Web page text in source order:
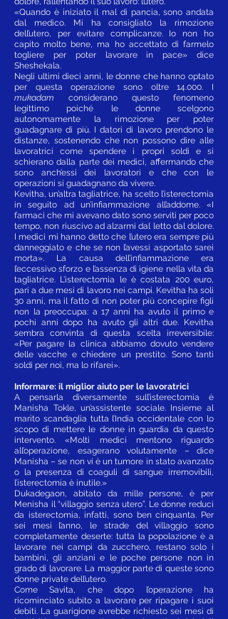
«Quando è iniziato il mal di pancia, sono andata
dal medico. Mi ha consigliato la rimozione
dell’utero, per evitare complicanze. Io non ho
capito molto bene, ma ho accettato di farmelo
togliere per poter lavorare in pace» dice
Sheshekala.
Negli ultimi dieci anni, le donne che hanno optato
per questa operazione sono oltre 14.000. I
mukadam considerano questo fenomeno
legittimo poiché le donne scelgono
autonomamente la rimozione per poter
guadagnare di più. I datori di lavoro prendono le
distanze, sostenendo che non possono dire alle
lavoratrici come spendere i propri soldi e si
schierano dalla parte dei medici, affermando che
sono anch’essi dei lavoratori e che con le
operazioni si guadagnano da vivere.
Kevitha, un’altra tagliatrice, ha scelto l’isterectomia
in seguito ad un’infiammazione all’addome. «I
farmaci che mi avevano dato sono serviti per poco
tempo, non riuscivo ad alzarmi dal letto dal dolore.
I medici mi hanno detto che l’utero era sempre più
danneggiato e che se non l’avessi asportato sarei
morta». La causa dell’infiammazione era
l’eccessivo sforzo e l’assenza di igiene nella vita da
tagliatrice. L’isterectomia le è costata 200 euro,
pari a due mesi di lavoro nei campi. Kevitha ha soli
30 anni, ma il fatto di non poter più concepire figli
non la preoccupa: a 17 anni ha avuto il primo e
pochi anni dopo ha avuto gli altri due. Kevitha
sembra convinta di questa scelta irreversibile:
«Per pagare la clinica abbiamo dovuto vendere
delle vacche e chiedere un prestito. Sono tanti
soldi per noi, ma lo rifarei».
Informare: il miglior aiuto per le lavoratrici
A pensarla diversamente sull’isterectomia è
Manisha Tokle, un’assistente sociale. Insieme al
marito scandaglia tutta l’India occidentale con lo
scopo di mettere le donne in guardia da questo
intervento. «Molti medici mentono riguardo
all’operazione, esagerano volutamente – dice
Manisha – se non vi è un tumore in stato avanzato
o la presenza di coaguli di sangue irremovibili,
l’isterectomia è inutile.»
Dukadegaon, abitato da mille persone, è per
Menisha il “villaggio senza utero”. Le donne reduci
da isterectomia, infatti, sono ben cinquanta. Per
sei mesi l’anno, le strade del villaggio sono
completamente deserte: tutta la popolazione è a
lavorare nei campi da zucchero, restano solo i
bambini, gli anziani e le poche persone non in
grado di lavorare. La maggior parte di queste sono
donne private dell’utero.
Come Savita, che dopo l’operazione ha
ricominciato subito a lavorare per ripagare i suoi
debiti. La guarigione avrebbe richiesto sei mesi di